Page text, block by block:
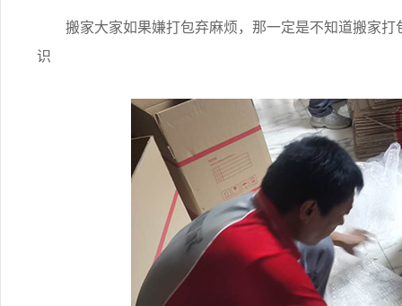
搬家大家如果嫌打包弃麻烦，那一定是不知道搬家打
识